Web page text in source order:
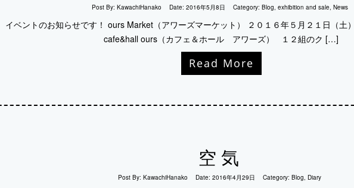
Post By: KawachiHanako Date: 2016年5月8日 Category: Blog, exhibition and sale, News
イベントのお知らせです！ ours Market（アワーズマーケット） ２０１６年５月２１日（
cafe&hall ours（カフェ＆ホール アワーズ） １２組のク […]
Read More
空気
Post By: KawachiHanako Date: 2016年4月29日 Category: Blog, Diary